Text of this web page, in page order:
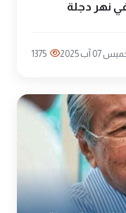
نهر دجلة
07 آب 2025 1375